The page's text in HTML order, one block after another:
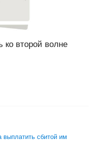
ко второй волне
выплатить сбитой им